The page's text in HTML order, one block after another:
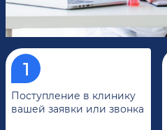
Поступление в клинику
вашей заявки или звонка